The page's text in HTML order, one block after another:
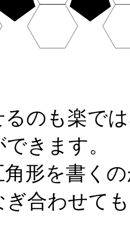
るのも楽で
きます。
角形を書く
ぎ合わせて